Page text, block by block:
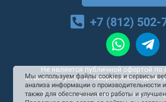
+7 (812) 502-
Не является публичной офертой по
Стоимость услуг и товаров необходимо
Согласие на рекламную и
Мы используем файлы cookies и сервисы
анализа информации о производительности
также для обеспечения его работы и